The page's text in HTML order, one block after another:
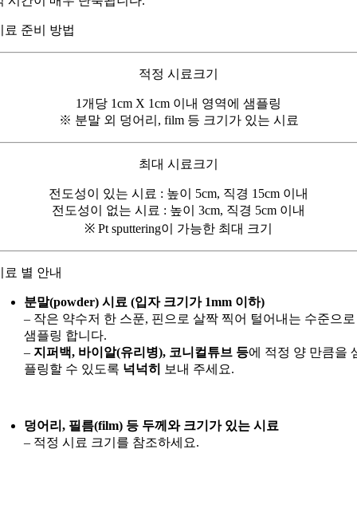
료 준비 방법
적정 시료크기
1개당 1cm X 1cm 이내 영역에 샘플링
※ 분말 외 덩어리, film 등 크기가 있는 시료
최대 시료크기
전도성이 있는 시료 : 높이 5cm, 직경 15cm 이내
전도성이 없는 시료 : 높이 3cm, 직경 5cm 이내
※ Pt sputtering이 가능한 최대 크기
료 별 안내
분말(powder) 시료 (입자 크기가 1mm 이하)
– 작은 약수저 한 스푼, 핀으로 살짝 찍어 털어내는 수준으로
샘플링 합니다.
– 지퍼백, 바이알(유리병), 코니컬튜브 등에 적정 양 만큼을
플링할 수 있도록 넉넉히 보내 주세요.
덩어리, 필름(film) 등 두께와 크기가 있는 시료
– 적정 시료 크기를 참조하세요.